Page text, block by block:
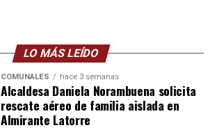
LO MÁS LEÍDO
COMUNALES hace 3 semanas
Alcaldesa Daniela Norambuena solicita
rescate aéreo de familia aislada en
Almirante Latorre